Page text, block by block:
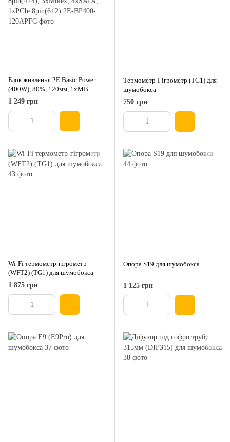
Блок живлення 2E Basic Power
(400W), 80%, 120мм, 1xMB
24pin(20+4), 1xCPU 8pin(4+4),
3xMolex, 4xSATA, 1xPCIe
8pin(6+2)
1 249 грн
Термометр-Гігрометр (TG1) для
шумобокса
750 грн
Wi-Fi термометр-гігрометр
(WFT2) (TG1) для шумобокса
1 875 грн
Опора S19 для шумобокса
1 125 грн